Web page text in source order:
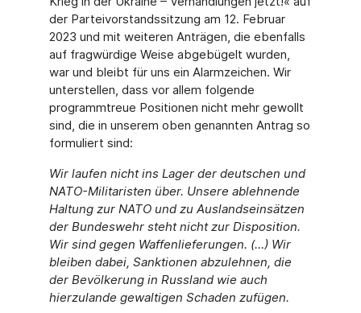
der Parteivorstandssitzung am 12. Februar
2023 und mit weiteren Anträgen, die ebenfalls
auf fragwürdige Weise abgebügelt wurden,
war und bleibt für uns ein Alarmzeichen. Wir
unterstellen, dass vor allem folgende
programmtreue Positionen nicht mehr gewollt
sind, die in unserem oben genannten Antrag so
formuliert sind:
Wir laufen nicht ins Lager der deutschen und
NATO-Militaristen über. Unsere ablehnende
Haltung zur NATO und zu Auslandseinsätzen
der Bundeswehr steht nicht zur Disposition.
Wir sind gegen Waffenlieferungen. (…) Wir
bleiben dabei, Sanktionen abzulehnen, die
der Bevölkerung in Russland wie auch
hierzulande gewaltigen Schaden zufügen.